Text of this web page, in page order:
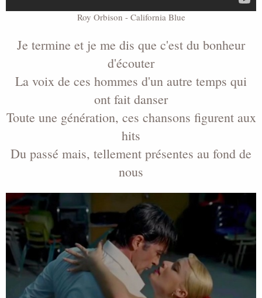
Roy Orbison - California Blue
Je termine et je me dis que c'est du bonheur
d'écouter
La voix de ces hommes d'un autre temps qui
ont fait danser
Toute une génération, ces chansons figurent aux
hits
Du passé mais, tellement présentes au fond de
nous